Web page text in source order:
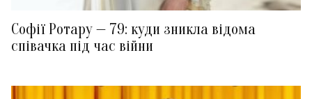
Софії Ротару — 79: куди зникла відома
співачка під час війни